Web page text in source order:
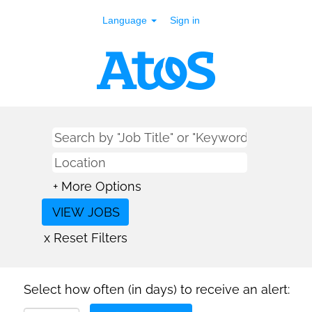
Language Sign in
+ More Options
x Reset Filters
Select how often (in days) to receive an alert: